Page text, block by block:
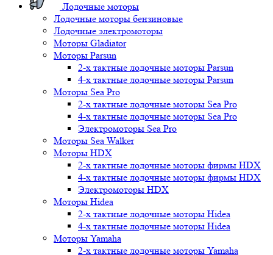
Лодочные моторы
Лодочные моторы бензиновые
Лодочные электромоторы
Моторы Gladiator
Моторы Parsun
2-х тактные лодочные моторы Parsun
4-х тактные лодочные моторы Parsun
Моторы Sea Pro
2-х тактные лодочные моторы Sea Pro
4-х тактные лодочные моторы Sea Pro
Электромоторы Sea Pro
Моторы Sea Walker
Моторы HDX
2-х тактные лодочные моторы фирмы HDX
4-х тактные лодочные моторы фирмы HDX
Электромоторы HDX
Моторы Hidea
2-х тактные лодочные моторы Hidea
4-х тактные лодочные моторы Hidea
Моторы Yamaha
2-х тактные лодочные моторы Yamaha